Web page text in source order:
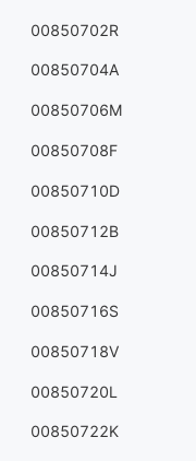
00850702R
00850704A
00850706M
00850708F
00850710D
00850712B
00850714J
00850716S
00850718V
00850720L
00850722K